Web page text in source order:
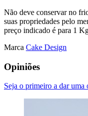
Não deve conservar no
suas propriedades pelo
preço indicado é para 1
Marca Cake Design
Opiniões
Seja o primeiro a dar uma